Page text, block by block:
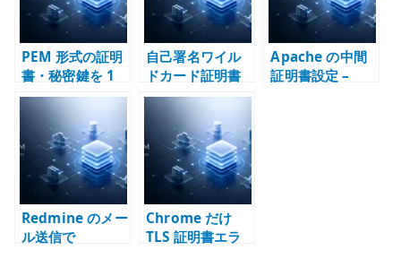
PEM 形式の証明
書・秘密鍵を 1
行に整形する方
法 – SAML、
Kubernetes
Secret、環境変
数で扱う
自己署名ワイル
ドカード証明書
の設計指針 – 内
部 PKI と秘密鍵
の境界
Apache の中間
証明書設定 –
Redmine のメー
ル送信で
Chrome だけ
TLS 証明書エラ